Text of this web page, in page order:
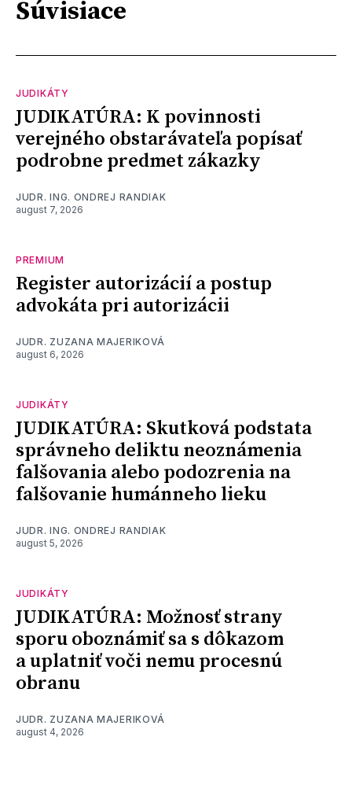
Súvisiace
JUDIKÁTY
JUDIKATÚRA: K povinnosti
verejného obstarávateľa popísať
podrobne predmet zákazky
JUDR. ING. ONDREJ RANDIAK
august 7, 2026
PREMIUM
Register autorizácií a postup
advokáta pri autorizácii
JUDR. ZUZANA MAJERIKOVÁ
august 6, 2026
JUDIKÁTY
JUDIKATÚRA: Skutková podstata
správneho deliktu neoznámenia
falšovania alebo podozrenia na
falšovanie humánneho lieku
JUDR. ING. ONDREJ RANDIAK
august 5, 2026
JUDIKÁTY
JUDIKATÚRA: Možnosť strany
sporu oboznámiť sa s dôkazom
a uplatniť voči nemu procesnú
obranu
JUDR. ZUZANA MAJERIKOVÁ
august 4, 2026